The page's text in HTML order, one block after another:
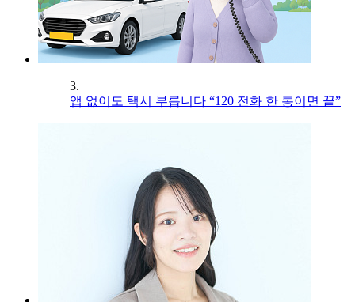
3.
앱 없이도 택시 부릅니다 “120 전화 한 통이면 끝”